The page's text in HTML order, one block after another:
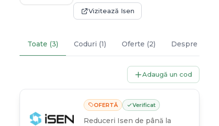
Vizitează Isen
Toate (3) Coduri (1) Oferte (2) Despre
Adaugă un cod
OFERTĂ Verificat
Reduceri Isen de până la